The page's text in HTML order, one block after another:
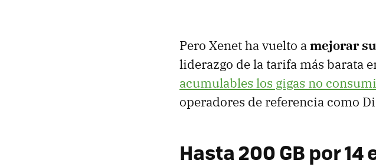
Pero Xenet ha vuelto amejorar
liderazgo de la tarifa más barata
acumulables los gigas no
operadores de referencia como
Hasta 200 GB por 14